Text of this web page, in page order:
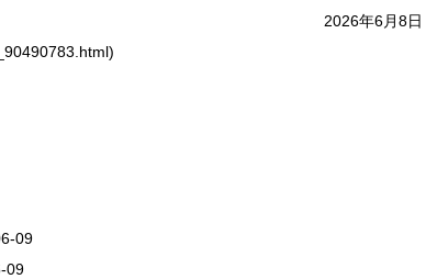
2026年6月8日
09
09